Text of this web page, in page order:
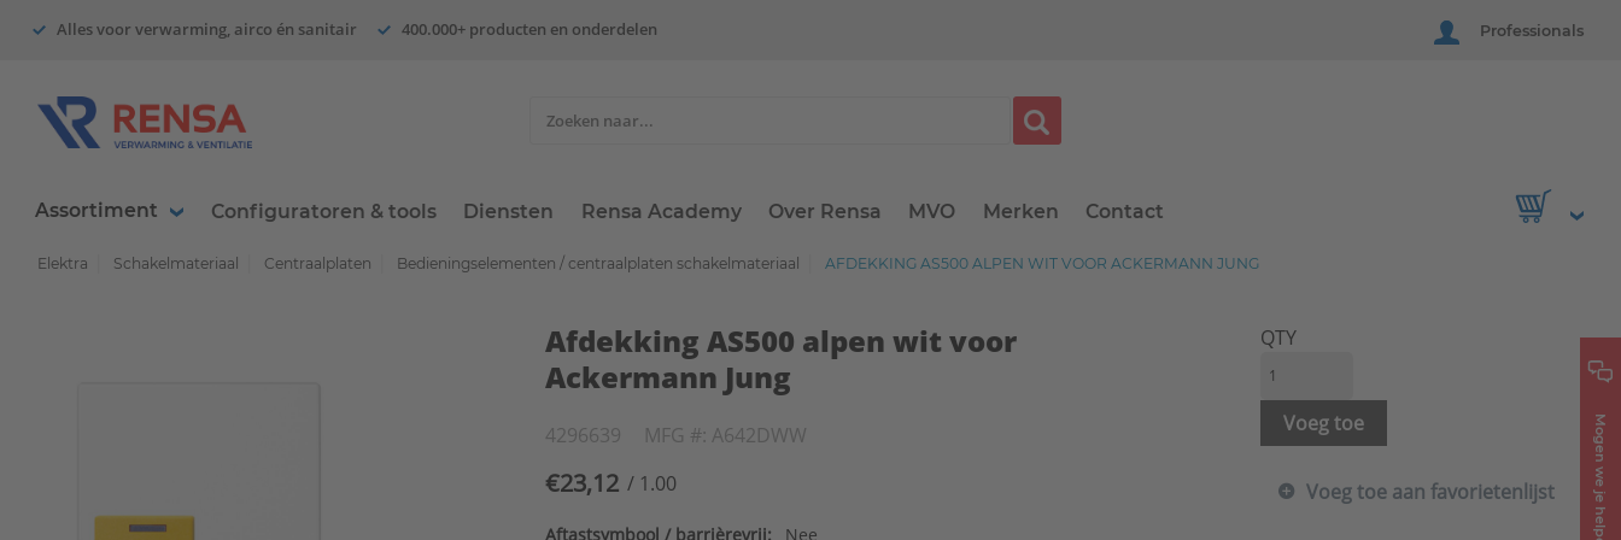
Alles voor verwarming, airco én sanitair 400.000+ producten en onderdelen Professionals
Assortiment Configuratoren & tools Diensten Rensa Academy Over Rensa MVO Merken Contact
Mogen we je helpen?
Elektra Schakelmateriaal Centraalplaten Bedieningselementen / centraalplaten schakelmateriaal AFDEKKING AS500 ALPEN WIT VOOR ACKERMANN JUNG
Afdekking AS500 alpen wit voor
Ackermann Jung
4296639 MFG #: A642DWW
€23,12 / 1.00
Aftastsymbool / barrièrevrij:
Nee
QTY
Voeg toe
Voeg toe aan favorietenlijst